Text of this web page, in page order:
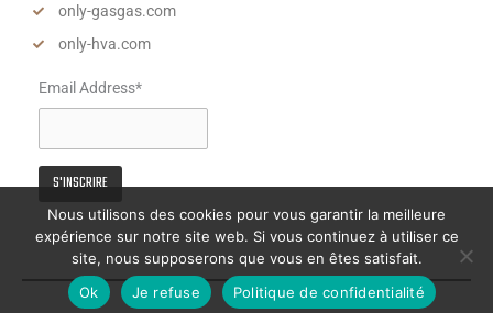
only-gasgas.com
only-hva.com
Email Address*
Nous utilisons des cookies pour vous garantir la meilleure
expérience sur notre site web. Si vous continuez à utiliser ce
site, nous supposerons que vous en êtes satisfait.
Ok
Je refuse Politique de confidentialité